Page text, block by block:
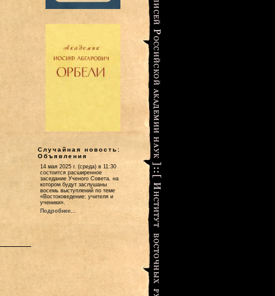
Случайная новость:
Объявления
14 мая 2025 г. (среда) в 11:30
состоится расширенное
заседание Ученого Совета, на
котором будут заслушаны
восемь выступлений по теме
«Востоковедение: учителя и
ученики».
Подробнее...